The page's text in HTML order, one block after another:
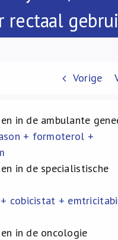
rectaal
Vorige
in de ambulante
+ formoterol +
in de specialistische
cobicistat +
in de oncologie